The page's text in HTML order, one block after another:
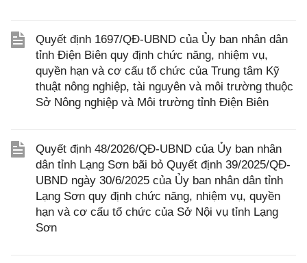
Quyết định 1697/QĐ-UBND của Ủy ban nhân dân
tỉnh Điện Biên quy định chức năng, nhiệm vụ,
quyền hạn và cơ cấu tổ chức của Trung tâm Kỹ
thuật nông nghiệp, tài nguyên và môi trường thuộc
Sở Nông nghiệp và Môi trường tỉnh Điện Biên
Quyết định 48/2026/QĐ-UBND của Ủy ban nhân
dân tỉnh Lạng Sơn bãi bỏ Quyết định 39/2025/QĐ-
UBND ngày 30/6/2025 của Ủy ban nhân dân tỉnh
Lạng Sơn quy định chức năng, nhiệm vụ, quyền
hạn và cơ cấu tổ chức của Sở Nội vụ tỉnh Lạng
Sơn